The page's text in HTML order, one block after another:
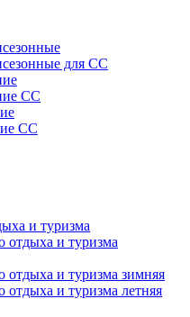
для СС
СС
СС
и туризма
отдыха и туризма
отдыха и туризма зимняя
отдыха и туризма летняя